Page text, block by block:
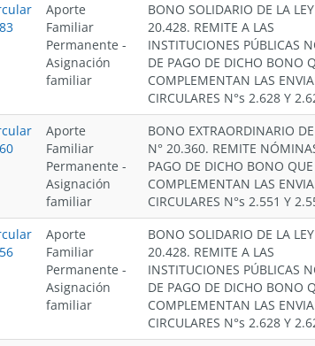
Aporte
Familiar
Permanente -
Asignación
familiar
BONO SOLIDARIO DE LA
20.428. REMITE A LAS
INSTITUCIONES PÚBLICAS
DE PAGO DE DICHO BONO
COMPLEMENTAN LAS
CIRCULARES N°s 2.628 Y
Aporte
Familiar
Permanente -
Asignación
familiar
BONO EXTRAORDINARIO
N° 20.360. REMITE
PAGO DE DICHO BONO QUE
COMPLEMENTAN LAS
CIRCULARES N°s 2.551 Y
Aporte
Familiar
Permanente -
Asignación
familiar
BONO SOLIDARIO DE LA
20.428. REMITE A LAS
INSTITUCIONES PÚBLICAS
DE PAGO DE DICHO BONO
COMPLEMENTAN LAS
CIRCULARES N°s 2.628 Y